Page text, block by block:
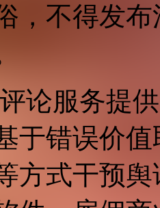
，不得发
论服务提
于错误价
方式干预